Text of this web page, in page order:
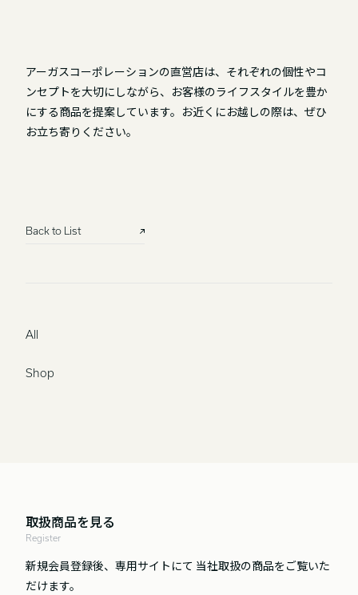
アーガスコーポレーションの直営店は、それぞれの個性やコ
ンセプトを大切にしながら、お客様のライフスタイルを豊か
にする商品を提案しています。お近くにお越しの際は、ぜひ
お立ち寄りください。
Back to List
All
Shop
取扱商品を見る
Register
新規会員登録後、専用サイトにて 当社取扱の商品をご覧いた
だけます。